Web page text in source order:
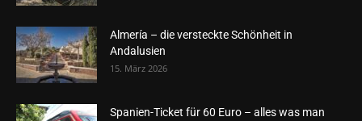
Almería – die versteckte Schönheit in
Andalusien
15. März 2026
Spanien-Ticket für 60 Euro – alles was man